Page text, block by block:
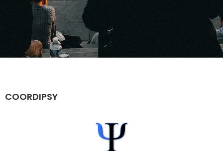
COORDIPSY